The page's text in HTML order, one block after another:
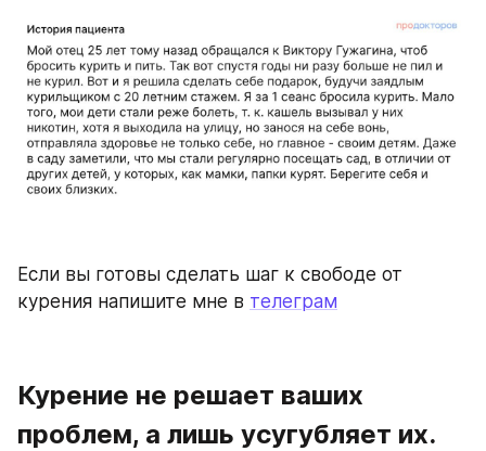
Если вы готовы сделать шаг к свободе от
курения напишите мне в телеграм
Курение не решает ваших
проблем, а лишь усугубляет их.